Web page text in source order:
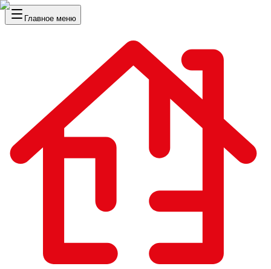
Главное меню